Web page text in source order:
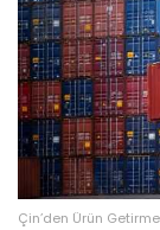
Çin’den Ürün